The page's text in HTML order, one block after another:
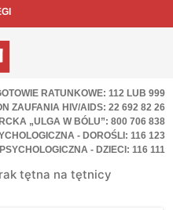
RATUNKOWE: 112 LUB 999
ZAUFANIA HIV/AIDS: 22 692 82 26
„ULGA W BÓLU”: 800 706 838
- DOROŚLI: 116 123
- DZIECI: 116 111
tętna na tętnicy